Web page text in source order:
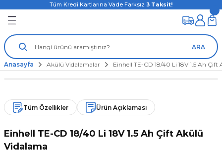
Tüm Kredi Kartlarına Vade Farksız 3 Taksit!
ARA
Anasayfa Akülü Vidalamalar Einhell TE-CD 18/40 Li 18V 1.5 Ah
Tüm Özellikler Ürün Açıklaması
Einhell TE-CD 18/40 Li 18V 1.5 Ah Çift Akülü
Vidalama